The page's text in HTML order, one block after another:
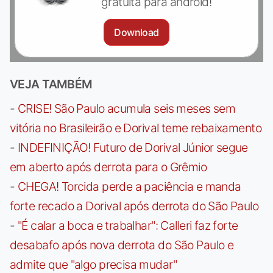
Download
VEJA TAMBÉM
- CRISE! São Paulo acumula seis meses sem
vitória no Brasileirão e Dorival teme rebaixamento
- INDEFINIÇÃO! Futuro de Dorival Júnior segue
em aberto após derrota para o Grêmio
- CHEGA! Torcida perde a paciência e manda
forte recado a Dorival após derrota do São Paulo
- "É calar a boca e trabalhar": Calleri faz forte
desabafo após nova derrota do São Paulo e
admite que "algo precisa mudar"